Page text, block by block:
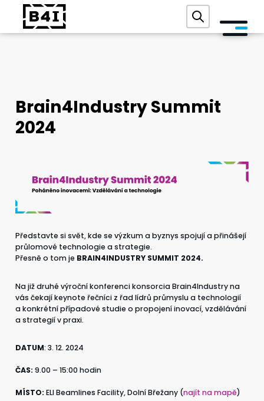
AKADEMIE
BLOG
DIGITÁLNÍ AUDIT ZDARMA
Brain4Industry Summit
2024
Představte si svět, kde se výzkum a byznys spojují a přinášejí
průlomové technologie a strategie.
Přesně o tom je BRAIN4INDUSTRY SUMMIT 2024.
Na již druhé výroční konferenci konsorcia Brain4Industry na
vás čekají keynote řečníci z řad lídrů průmyslu a technologií
a konkrétní případové studie o propojení inovací, vzdělávání
a strategií v praxi.
DATUM: 3. 12. 2024
ČAS: 9.00 – 15:00 hodin
MÍSTO: ELI Beamlines Facility, Dolní Břežany (najít na mapě)